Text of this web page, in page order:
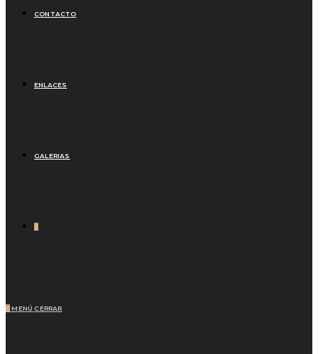
CONTACTO
ENLACES
GALERIAS
0
0 MENÚ CERRAR